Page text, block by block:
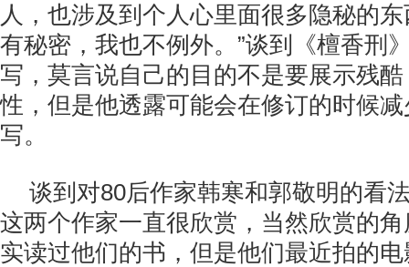
人，也涉及到个人心里面很多隐秘的
有秘密，我也不例外。”谈到《檀香刑
写，莫言说自己的目的不是要展示残
性，但是他透露可能会在修订的时候
写。
谈到对80后作家韩寒和郭敬明的看
这两个作家一直很欣赏，当然欣赏的
实读过他们的书，但是他们最近拍的